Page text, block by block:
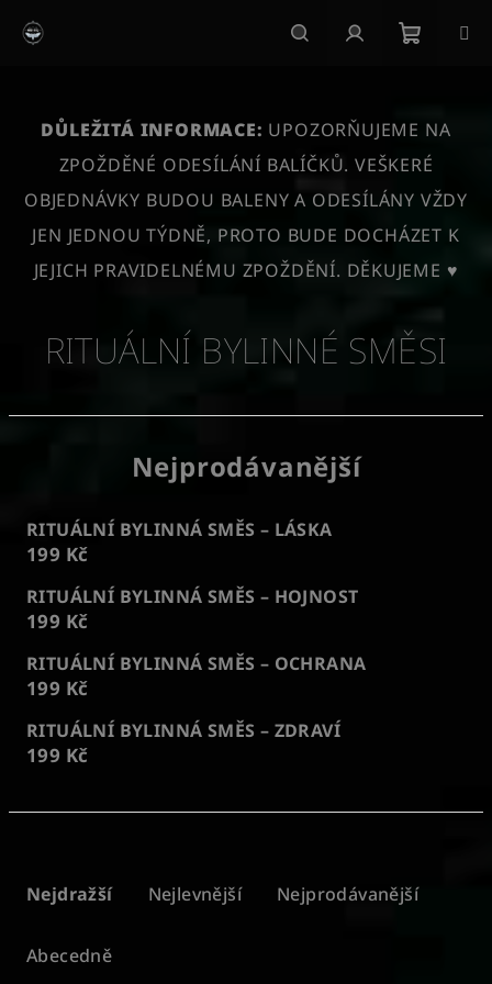
košík
DŮLEŽITÁ INFORMACE: UPOZORŇUJEME NA
ZPOŽDĚNÉ ODESÍLÁNÍ BALÍČKŮ. VEŠKERÉ
OBJEDNÁVKY BUDOU BALENY A ODESÍLÁNY VŽDY
JEN JEDNOU TÝDNĚ, PROTO BUDE DOCHÁZET K
JEJICH PRAVIDELNÉMU ZPOŽDĚNÍ. DĚKUJEME ♥
RITUÁLNÍ BYLINNÉ SMĚSI
Nejprodávanější
RITUÁLNÍ BYLINNÁ SMĚS – LÁSKA
199 Kč
RITUÁLNÍ BYLINNÁ SMĚS – HOJNOST
199 Kč
RITUÁLNÍ BYLINNÁ SMĚS – OCHRANA
199 Kč
RITUÁLNÍ BYLINNÁ SMĚS – ZDRAVÍ
199 Kč
Nejdražší Nejlevnější Nejprodávanější
Abecedně